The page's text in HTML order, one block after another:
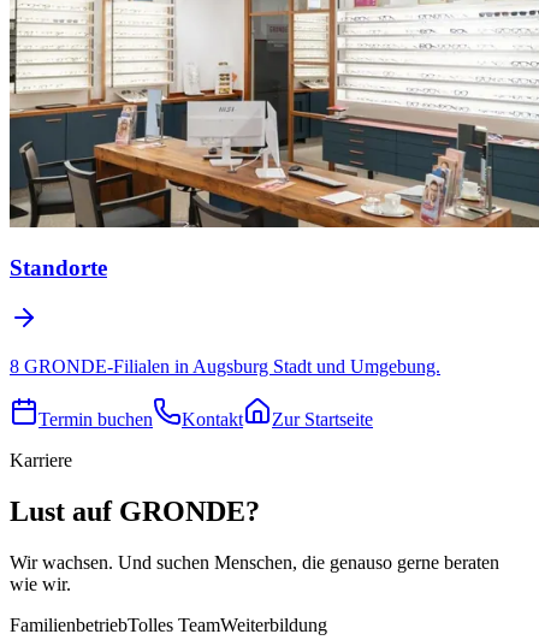
Standorte
8 GRONDE-Filialen in Augsburg Stadt und Umgebung.
Termin buchen Kontakt
Zur Startseite
Karriere
Lust auf GRONDE?
Wir wachsen. Und suchen Menschen, die genauso gerne beraten
wie wir.
FamilienbetriebTolles TeamWeiterbildung